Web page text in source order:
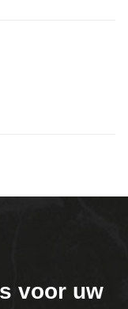
voor uw